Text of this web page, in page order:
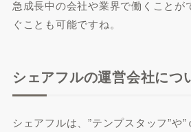
急成長中の会社や業界で働くことが
ぐことも可能ですね。
シェアフルの運営会社につ
シェアフルは、”テンプスタッフ”や”